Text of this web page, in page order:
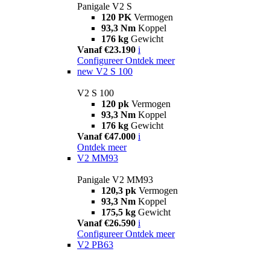
Panigale V2 S
120 PK Vermogen
93,3 Nm Koppel
176 kg Gewicht
Vanaf €23.190 i
Configureer Ontdek meer
new V2 S 100
V2 S 100
120 pk Vermogen
93,3 Nm Koppel
176 kg Gewicht
Vanaf €47.000 i
Ontdek meer
V2 MM93
Panigale V2 MM93
120,3 pk Vermogen
93,3 Nm Koppel
175,5 kg Gewicht
Vanaf €26.590 i
Configureer Ontdek meer
V2 PB63